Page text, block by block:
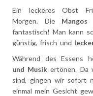
Ein leckeres Obst
Morgen. Die Mangos
fantastisch! Man kann
günstig, frisch und
Während des Essens
und Musik ertönen. Da
sind, gingen wir sofort
einmal mein Gesicht